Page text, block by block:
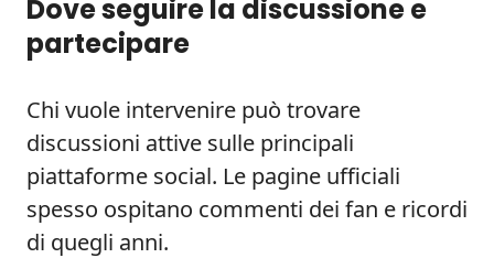
Dove seguire la discussione e
partecipare
Chi vuole intervenire può trovare
discussioni attive sulle principali
piattaforme social. Le pagine ufficiali
spesso ospitano commenti dei fan e ricordi
di quegli anni.